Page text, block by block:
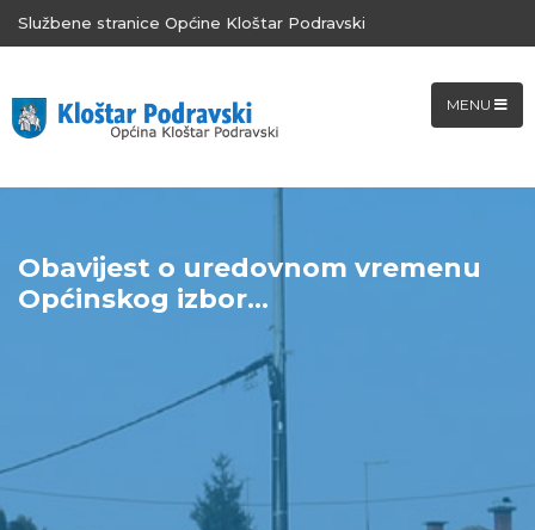
Službene stranice Općine Kloštar Podravski
MENU
Obavijest o uredovnom vremenu
Općinskog izbor...